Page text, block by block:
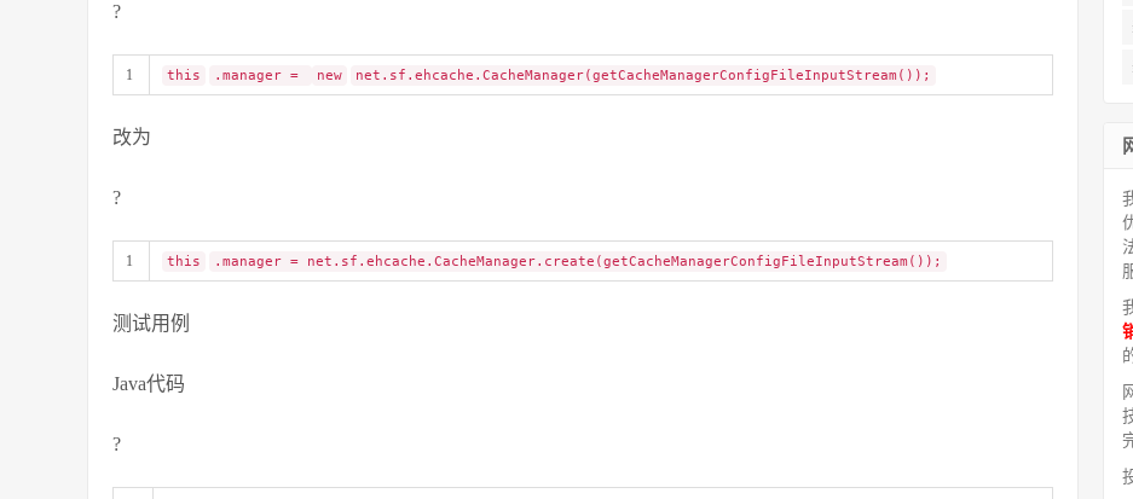
?
1 this .manager = new net.sf.ehcache.CacheManager(getCacheManagerConfigFileInputStream());
改为
?
1 this .manager = net.sf.ehcache.CacheManager.create(getCacheManagerConfigFileInputStream());
测试用例
Java代码
?